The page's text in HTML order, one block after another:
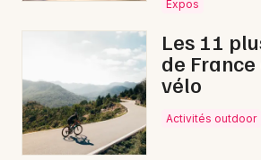
Sorties & loisirs
Rock / metal en Loire-Atlantique
Rock / metal dans les Pays de la
Expos
Les 11
de
vélo
Activités outdoor